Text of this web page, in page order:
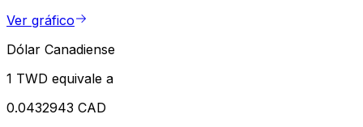
Ver gráfico
Dólar Canadiense
1 TWD equivale a
0.0432943 CAD